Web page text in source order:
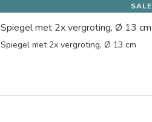
SALE
Spiegel met 2x vergroting, Ø 13 cm
Spiegel met 2x vergroting, Ø 13 cm